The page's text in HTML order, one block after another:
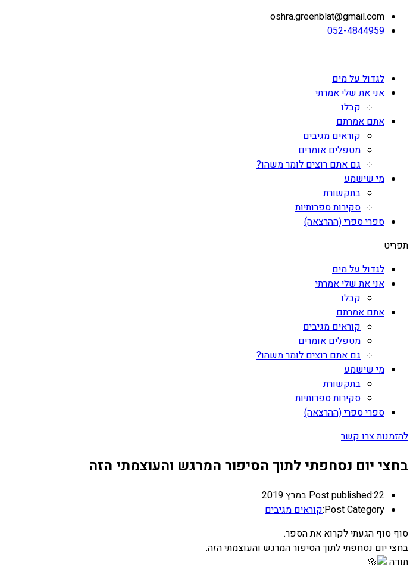
oshra.greenblat@gmail.com
052-4844959
לגדול על מים
אני את שלי אמרתי
קבלו
אתם אמרתם
קוראים מגיבים
מטפלים אומרים
גם אתם רוצים לומר משהו?
מי שישמע
בתקשורת
סקירות ספרותיות
ספרי ספרי (ההרצאה)
תפריט
לגדול על מים
אני את שלי אמרתי
קבלו
אתם אמרתם
קוראים מגיבים
מטפלים אומרים
גם אתם רוצים לומר משהו?
מי שישמע
בתקשורת
סקירות ספרותיות
ספרי ספרי (ההרצאה)
להזמנות צרו קשר
בחצי יום נסחפתי לתוך הסיפור המרגש והעוצמתי הזה
Post published:22 במרץ 2019
Post Category:קוראים מגיבים
סוף סוף הגעתי לקרוא את הספר.
בחצי יום נסחפתי לתוך הסיפור המרגש והעוצמתי הזה.
תודה